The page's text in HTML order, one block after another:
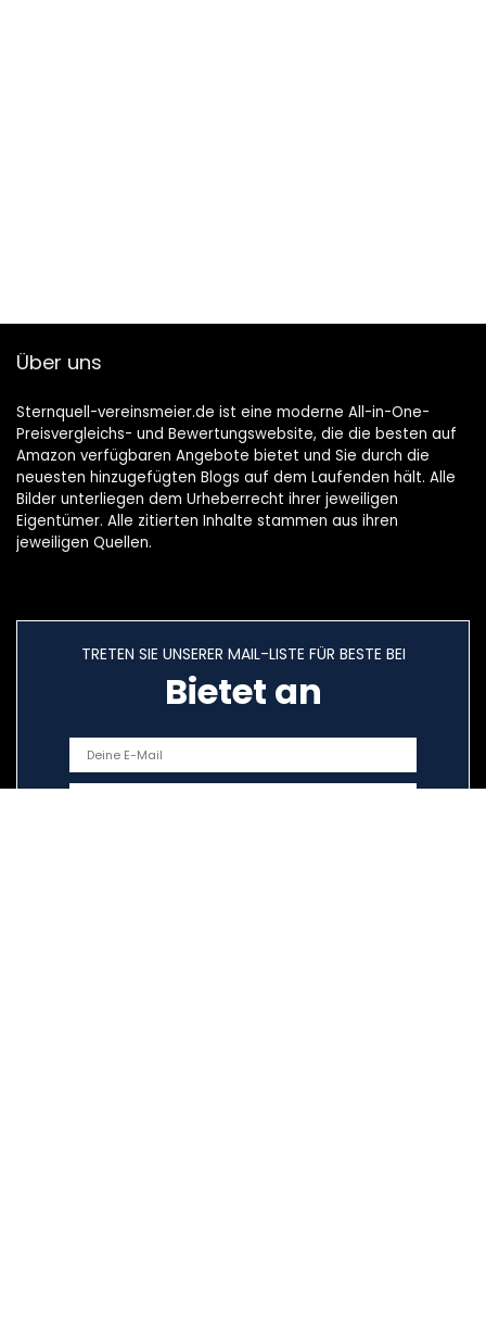
Über uns
Sternquell-vereinsmeier.de ist eine moderne All-in-One-
Preisvergleichs- und Bewertungswebsite, die die besten auf
Amazon verfügbaren Angebote bietet und Sie durch die
neuesten hinzugefügten Blogs auf dem Laufenden hält. Alle
Bilder unterliegen dem Urheberrecht ihrer jeweiligen
Eigentümer. Alle zitierten Inhalte stammen aus ihren
jeweiligen Quellen.
TRETEN SIE UNSERER MAIL-LISTE FÜR BESTE BEI
Bietet an